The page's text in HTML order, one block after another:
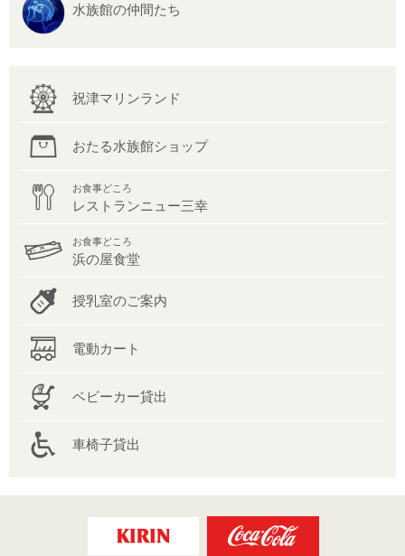
水族館の仲間たち
祝津マリンランド
おたる水族館ショップ
お食事どころ
レストランニュー三幸
お食事どころ
浜の屋食堂
授乳室のご案内
電動カート
ベビーカー貸出
車椅子貸出